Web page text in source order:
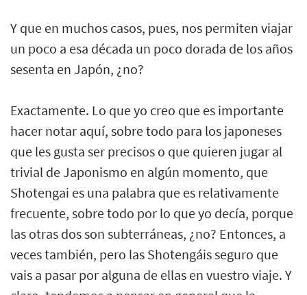
Y que en muchos casos, pues, nos permiten viajar
un poco a esa década un poco dorada de los años
sesenta en Japón, ¿no?
Exactamente. Lo que yo creo que es importante
hacer notar aquí, sobre todo para los japoneses
que les gusta ser precisos o que quieren jugar al
trivial de Japonismo en algún momento, que
Shotengai es una palabra que es relativamente
frecuente, sobre todo por lo que yo decía, porque
las otras dos son subterráneas, ¿no? Entonces, a
veces también, pero las Shotengáis seguro que
vais a pasar por alguna de ellas en vuestro viaje. Y